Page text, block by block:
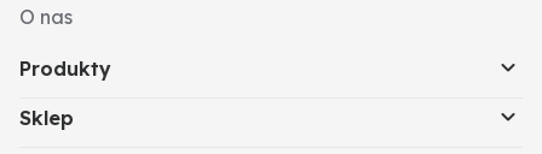
O nas
Produkty
Sklep